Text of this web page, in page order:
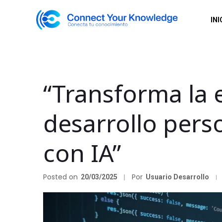
“Transforma la
desarrollo
con IA”
Posted on 20/03/2025 Por Usuario Desarrollo